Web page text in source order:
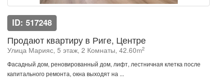
ID: 517248
Продают квартиру в Риге, Центре
Улица Марияс, 5 этаж, 2 Комнаты, 42.60m2
Фасадный дом, реновированный дом, лифт, лестничная клетка после
капитального ремонта, окна выходят на ...